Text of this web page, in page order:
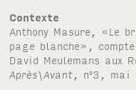
Contexte
Anthony Masure, «Le
page blanche»,
David Meulemans aux
Après\Avant , no3, mai